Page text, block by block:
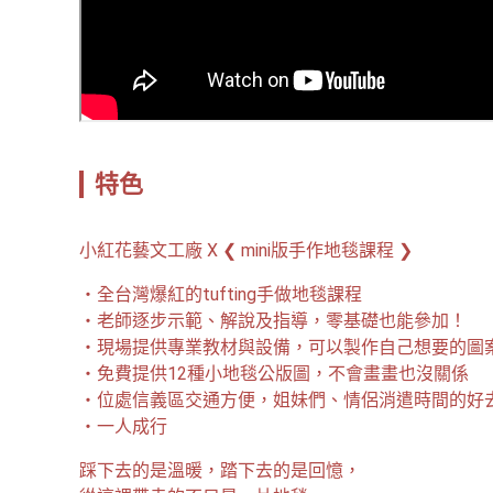
特色
小紅花藝文工廠 X ❮ mini版手作地毯課程 ❯
・全台灣爆紅的tufting手做地毯課程
・老師逐步示範、解說及指導，零基礎也能參加！
・現場提供專業教材與設備，可以製作自己想要的圖
・免費提供12種小地毯公版圖，不會畫畫也沒關係
・位處信義區交通方便，姐妹們、情侶消遣時間的好
・一人成行
踩下去的是溫暖，踏下去的是回憶，